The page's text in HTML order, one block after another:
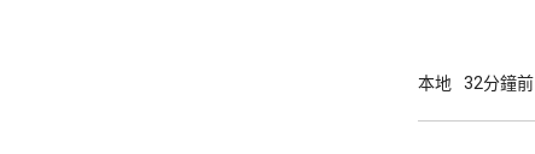
今日刊憲。 選舉的提名期將於10月7日開始，
本地 32分鐘前